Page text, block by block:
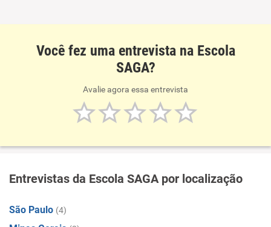
Você fez uma entrevista na Escola
SAGA?
Avalie agora essa entrevista
Entrevistas da Escola SAGA por localização
São Paulo (4)